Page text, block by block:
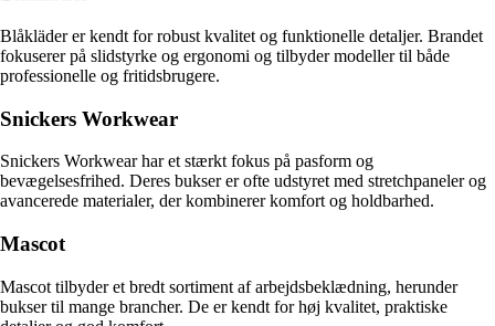
Blåkläder er kendt for robust kvalitet og funktionelle detaljer. Brandet
fokuserer på slidstyrke og ergonomi og tilbyder modeller til både
professionelle og fritidsbrugere.
Snickers Workwear
Snickers Workwear har et stærkt fokus på pasform og
bevægelsesfrihed. Deres bukser er ofte udstyret med stretchpaneler og
avancerede materialer, der kombinerer komfort og holdbarhed.
Mascot
Mascot tilbyder et bredt sortiment af arbejdsbeklædning, herunder
bukser til mange brancher. De er kendt for høj kvalitet, praktiske